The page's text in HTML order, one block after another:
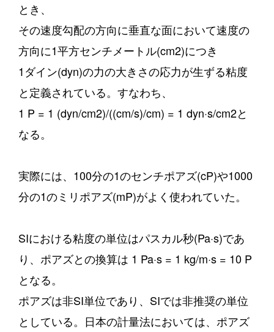
とき、
その速度勾配の方向に垂直な面において速度の
方向に1平方センチメートル(cm2)につき
1ダイン(dyn)の力の大きさの応力が生ずる粘度
と定義されている。すなわち、
1 P = 1 (dyn/cm2)/((cm/s)/cm) = 1 dyn·s/cm2と
なる。
実際には、100分の1のセンチポアズ(cP)や1000
分の1のミリポアズ(mP)がよく使われていた。
SIにおける粘度の単位はパスカル秒(Pa·s)であ
り、ポアズとの換算は 1 Pa·s = 1 kg/m·s = 10 P
となる。
ポアズは非SI単位であり、SIでは非推奨の単位
としている。日本の計量法においては、ポアズ